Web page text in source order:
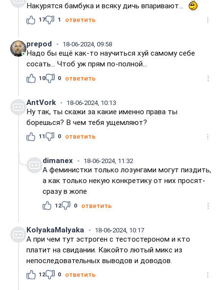
Накурятся бамбука и всяку дичь впаривают...
17 1 ответить
prepod 18-06-2024, 09:58
Надо бы ещё как-то научиться хуй самому себе
сосать... Чтоб уж прям по-полной...
10 0 ответить
AntVork 18-06-2024, 10:13
Ну так, ты скажи за какие именно права ты
борешься? В чем тебя ущемляют?
11 0 ответить
dimanex 18-06-2024, 11:32
А феминистки только лозунгами могут пиздить,
а как только некую конкретику от них просят-
сразу в жопе
12 0 ответить
KolyakaMalyaka 18-06-2024, 10:17
А при чем тут эстроген с тестостероном и кто
платит на свидании. Какойто лютый микс из
непоследовательных выводов и доводов.
12 0 ответить